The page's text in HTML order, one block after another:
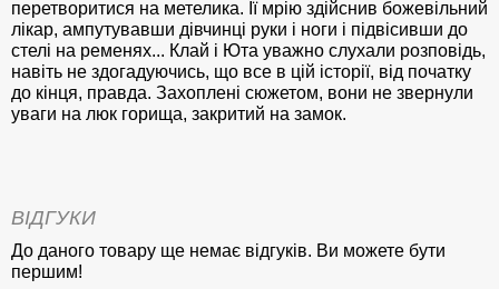
перетворитися на метелика. Її мрію здійснив божевільний
лікар, ампутувавши дівчинці руки і ноги і підвісивши до
стелі на ременях... Клай і Юта уважно слухали розповідь,
навіть не здогадуючись, що все в цій історії, від початку
до кінця, правда. Захоплені сюжетом, вони не звернули
уваги на люк горища, закритий на замок.
ВІДГУКИ
До даного товару ще немає відгуків. Ви можете бути
першим!